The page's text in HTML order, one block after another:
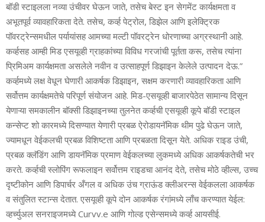
बॉडी स्‍टाइलला नव्‍या उंचीवर घेऊन जाते, तसेच बेस्‍ट इन सेगमेंट कार्यक्षमता व
अभूतपूर्व व्‍यावहारिकता देते. तसेच, कर्व्‍ह पेट्रोल, डिझेल आणि इलेक्ट्रिक
पॉवरट्रेन्‍समधील पर्यायांसह आमच्‍या मल्‍टी पॉवरट्रेन धोरणाच्‍या अग्रस्‍थानी आहे.
कर्व्‍हसह आम्‍ही मिड एसयूव्‍ही ग्राहकांच्‍या विविध गरजांची पूर्तता करू, तसेच त्‍यांना
प्रिमिअम कार्यक्षमता असलेले नवीन व उत्‍साहपूर्ण डिझाइन केलेले उत्‍पादन देऊ.”
कर्व्‍हमध्‍ये लक्ष वेधून घेणारी आकर्षक डिझाइन, सक्षम करणारी व्‍यावहारिकता आणि
सर्वोत्तम कार्यक्षमतेचे परिपूर्ण संयोजन आहे. मिड-एसयूव्‍ही बाजारपेठेत सामान्‍य दिसून
येणाऱ्या समकालीन बॉक्‍सी डिझाइनच्‍या तुलनेत कर्व्‍हची एसयूव्‍ही कूपे बॉडी स्‍टाइल
कन्‍सेप्‍ट शो कारमध्‍ये दिसण्‍यात येणारी प्रबळ ऐरोडायनॅमिक थीम पुढे घेऊन जाते,
ज्‍यामधून वेईकलची प्रबळ विशिष्‍टता आणि प्रबळता दिसून येते. अधिक राइड उंची,
प्रबळ क्‍लॅडिंग आणि डायनॅमिक प्रमाण वेईकलच्‍या लुकमध्‍ये अधिक आकर्षकतेची भर
करते. कर्व्‍हची स्‍लोपिंग रूफलाइन सर्वोत्तम राइडचा आनंद देते, तसेच मोठे व्‍हील्‍स, उच्‍च
दृष्टीकोन आणि डिपार्चर अँगल व अधिक उंच ग्राऊंड क्‍लीअरन्‍स वेईकलला आकर्षक
व संतुलित स्‍टान्‍स देतात. एसयूव्‍ही कूपे दोन आकर्षक रंगांमध्‍ये लाँच करण्‍यात येईल:
व्‍हर्च्‍युअल सनराइजमध्‍ये Curvv.e आणि गोल्ड एसेन्‍समध्‍ये कर्व्‍ह आयसीई.